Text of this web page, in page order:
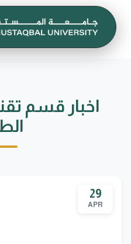
اخبار قسم
29
APR